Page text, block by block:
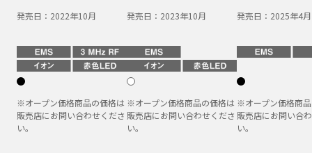
発売日： 2022年10月
※オープン価格商品の価格は
販売店にお問い合わせくださ
い。
発売日： 2023年10月
※オープン価格商品の価格は
販売店にお問い合わせくださ
い。
発売日： 2025年4月
※オープン価格商
販売店にお問い合
い。